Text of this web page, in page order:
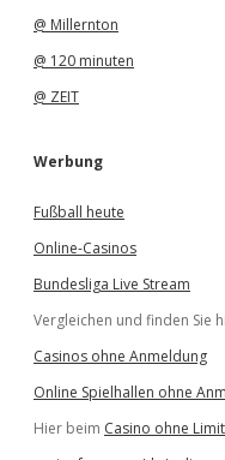
@ Millernton
@ 120 minuten
@ ZEIT
Werbung
Fußball heute
Online-Casinos
Bundesliga Live Stream
Vergleichen und finden Sie
Casinos ohne Anmeldung
Online Spielhallen ohne
Hier beim Casino ohne Limit